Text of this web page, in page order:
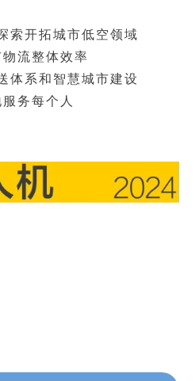
索开拓城市低空领域
流整体效率
体系和智慧城市建设
务每个人